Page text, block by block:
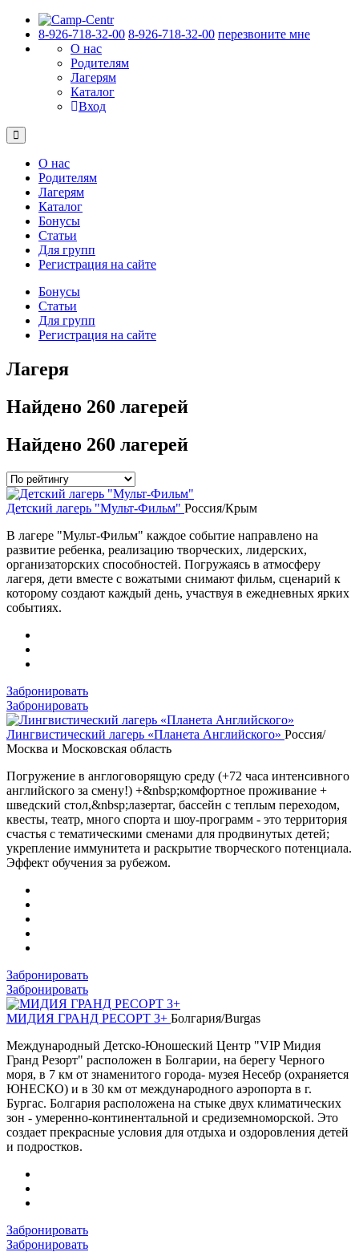
8-926-718-32-00 8-926-718-32-00 перезвоните мне
О нас
Родителям
Лагерям
Каталог
Вход
О нас
Родителям
Лагерям
Каталог
Бонусы
Статьи
Для групп
Регистрация на сайте
Бонусы
Статьи
Для групп
Регистрация на сайте
Лагеря
Найдено 260 лагерей
Найдено 260 лагерей
Детский лагерь "Мульт-Фильм" Россия/Крым
В лагере "Мульт-Фильм" каждое событие направлено на
развитие ребенка, реализацию творческих, лидерских,
организаторских способностей. Погружаясь в атмосферу
лагеря, дети вместе с вожатыми снимают фильм, сценарий к
которому создают каждый день, участвуя в ежедневных ярких
событиях.
Забронировать
Забронировать
Лингвистический лагерь «Планета Английского» Россия/
Москва и Московская область
Погружение в англоговорящую среду (+72 часа интенсивного
английского за смену!) +&nbsp;комфортное проживание +
шведский стол,&nbsp;лазертаг, бассейн с теплым переходом,
квесты, театр, много спорта и шоу-программ - это территория
счастья с тематическими сменами для продвинутых детей;
укрепление иммунитета и раскрытие творческого потенциала.
Эффект обучения за рубежом.
Забронировать
Забронировать
МИДИЯ ГРАНД РЕСОРТ 3+ Болгария/Burgas
Международный Детско-Юношеский Центр "VIP Мидия
Гранд Резорт" расположен в Болгарии, на берегу Черного
моря, в 7 км от знаменитого города- музея Несебр (охраняется
ЮНЕСКО) и в 30 км от международного аэропорта в г.
Бургас. Болгария расположена на стыке двух климатических
зон - умеренно-континентальной и средиземноморской. Это
создает прекрасные условия для отдыха и оздоровления детей
и подростков.
Забронировать
Забронировать